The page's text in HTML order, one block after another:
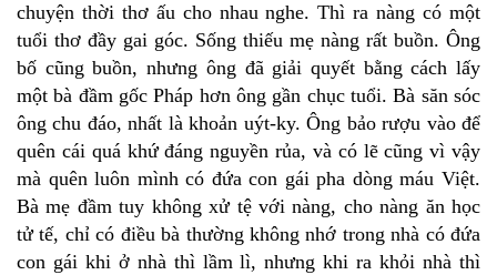
chuyện thời thơ ấu cho nhau nghe. Thì ra nàng có một
tuổi thơ đầy gai góc. Sống thiếu mẹ nàng rất buồn. Ông
bố cũng buồn, nhưng ông đã giải quyết bằng cách lấy
một bà đầm gốc Pháp hơn ông gần chục tuổi. Bà săn sóc
ông chu đáo, nhất là khoản uýt-ky. Ông bảo rượu vào để
quên cái quá khứ đáng nguyền rủa, và có lẽ cũng vì vậy
mà quên luôn mình có đứa con gái pha dòng máu Việt.
Bà mẹ đầm tuy không xử tệ với nàng, cho nàng ăn học
tử tế, chỉ có điều bà thường không nhớ trong nhà có đứa
con gái khi ở nhà thì lầm lì, nhưng khi ra khỏi nhà thì